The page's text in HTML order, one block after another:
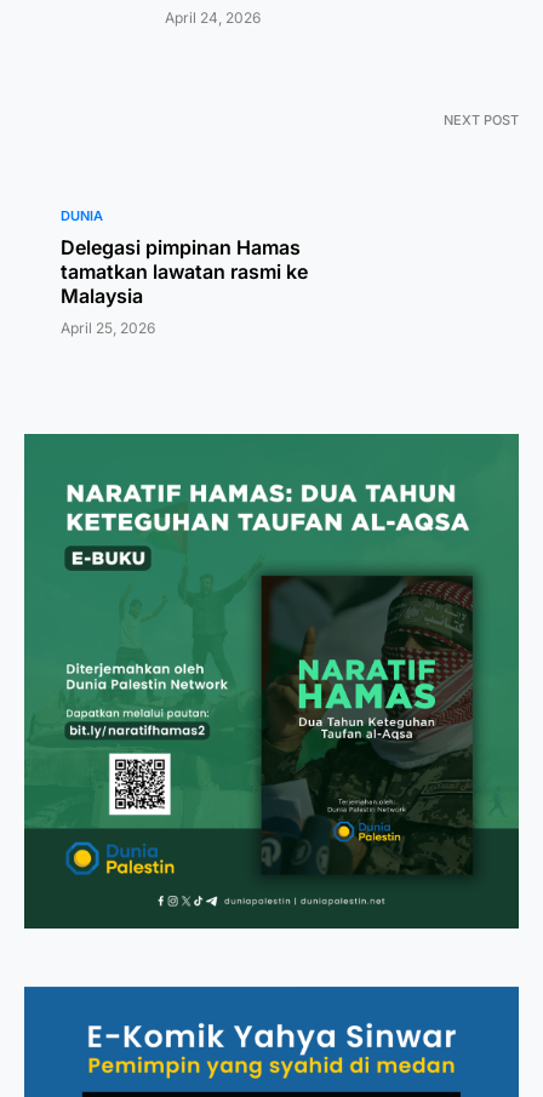
April 24, 2026
NEXT POST
DUNIA
Delegasi pimpinan Hamas
tamatkan lawatan rasmi ke
Malaysia
April 25, 2026